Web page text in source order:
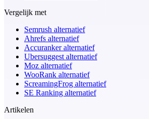
Vergelijk met
Semrush alternatief
Ahrefs alternatief
Accuranker alternatief
Ubersuggest alternatief
Moz alternatief
WooRank alternatief
ScreamingFrog alternatief
SE Ranking alternatief
Artikelen